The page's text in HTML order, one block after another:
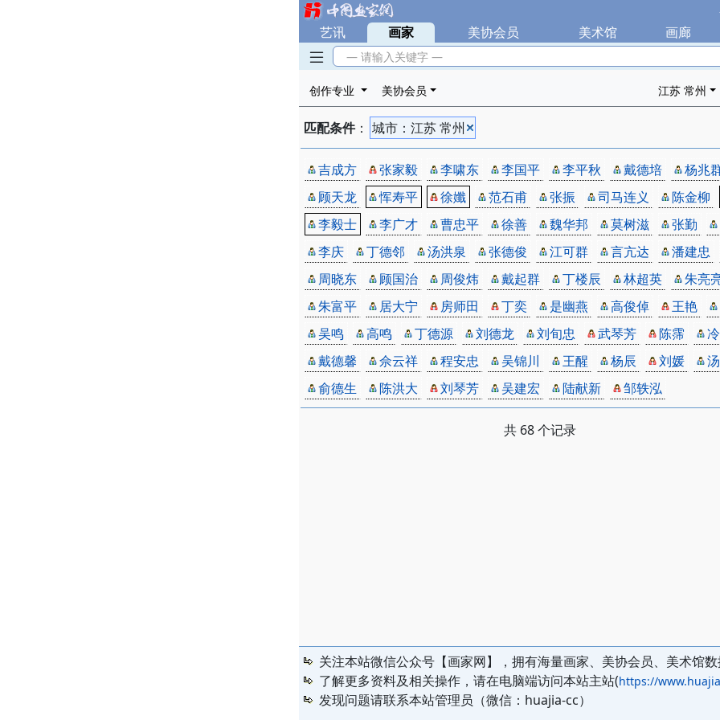
艺讯 | 画家 美协会员 美术馆 画廊
— 请输入关键字 —
创作专业 美协会员 江苏 常州
匹配条件： 城市：江苏 常州
吉成方 张家毅 李啸东 李国平 李平秋 戴德培
杨兆
顾天龙
恽寿平 徐孅 范石甫 张振 司马连义 陈金柳
李毅士
李广才 曹忠平 徐善 魏华邦 莫树滋 张勤
李庆
丁德邻 汤洪泉 张德俊 江可群 言亢达 潘建忠
周晓东
顾国治 周俊炜 戴起群 丁楼辰 林超英
朱亮
朱富平
居大宁 房师田 丁奕 是幽燕 高俊倬 王艳
吴鸣
高鸣 丁德源 刘德龙 刘旬忠 武琴芳 陈霈
戴德馨
佘云祥 程安忠 吴锦川 王醒 杨辰 刘媛
俞德生
陈洪大 刘琴芳 吴建宏 陆献新 邹轶泓
共 68 个记录
关注本站微信公众号【画家网】，拥有海量画家、美协会员、美术馆数
了解更多资料及相关操作，请在电脑端访问本站主站(https://
发现问题请联系本站管理员（微信：huajia-cc）